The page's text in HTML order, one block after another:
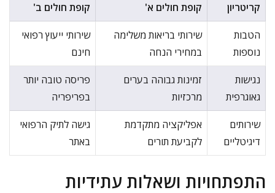
קריטריון קופת חולים א' קופת חולים ב'
הטבות
נוספות
שירותי בריאות משלימה
במחירי הנחה
שירותי ייעוץ רפואי
חינם
נגישות
גאוגרפית
זמינות גבוהה בערים
מרכזיות
פריסה טובה יותר
בפריפריה
שירותים
דיגיטליים
אפליקציה מתקדמת
לקביעת תורים
גישה לתיק הרפואי
באתר
התפתחויות ושאלות עתידיות